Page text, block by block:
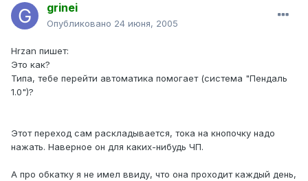
grinei
Опубликовано 24 июня, 2005
Hrzan пишет:
Это как?
Типа, тебе перейти автоматика помогает (система "Пендаль
1.0")?
Этот переход сам раскладывается, тока на кнопочку надо
нажать. Наверное он для каких-нибудь ЧП.
А про обкатку я не имел ввиду, что она проходит каждый день,